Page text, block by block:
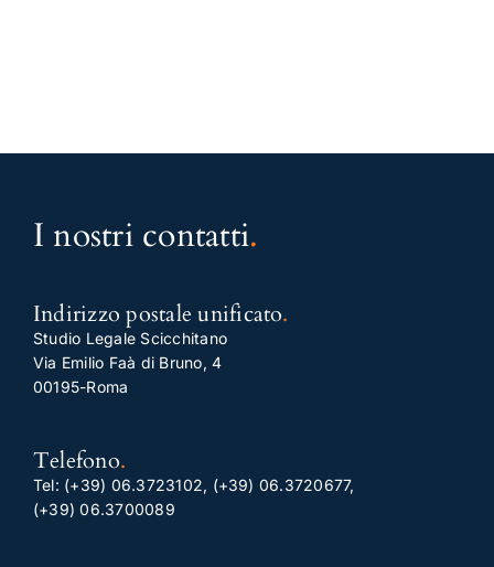
I nostri contatti.
Indirizzo postale unificato.
Studio Legale Scicchitano
Via Emilio Faà di Bruno, 4
00195-Roma
Telefono.
Tel: (+39) 06.3723102, (+39) 06.3720677,
(+39) 06.3700089